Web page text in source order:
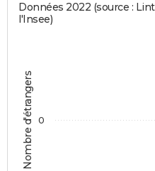
Nombre d'étrangers
Données 2022 (source :
l'Insee)
0